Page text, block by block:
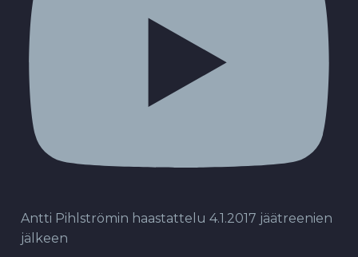
Antti Pihlströmin haastattelu 4.1.2017 jäätreenien
jälkeen